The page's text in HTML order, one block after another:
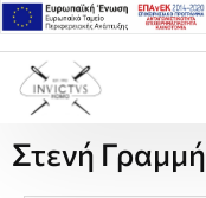
Στενή Γραμμή